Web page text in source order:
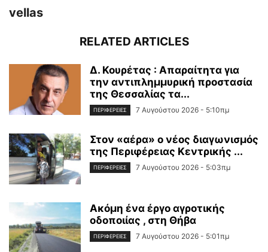
vellas
RELATED ARTICLES
Δ. Κουρέτας : Απαραίτητα για
την αντιπλημμυρική προστασία
της Θεσσαλίας τα...
ΠΕΡΙΦΈΡΕΙΕΣ 7 Αυγούστου 2026 - 5:10πμ
Στον «αέρα» ο νέος διαγωνισμός
της Περιφέρειας Κεντρικής ...
ΠΕΡΙΦΈΡΕΙΕΣ 7 Αυγούστου 2026 - 5:03πμ
Ακόμη ένα έργο αγροτικής
οδοποιίας , στη Θήβα
ΠΕΡΙΦΈΡΕΙΕΣ 7 Αυγούστου 2026 - 5:01πμ